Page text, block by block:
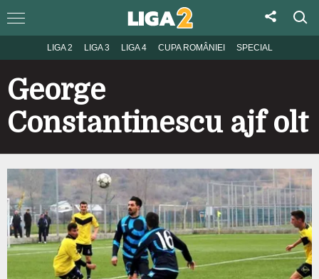
LIGA 2 LIGA 3 LIGA 4 CUPA ROMÂNIEI SPECIAL
George
Constantinescu ajf olt